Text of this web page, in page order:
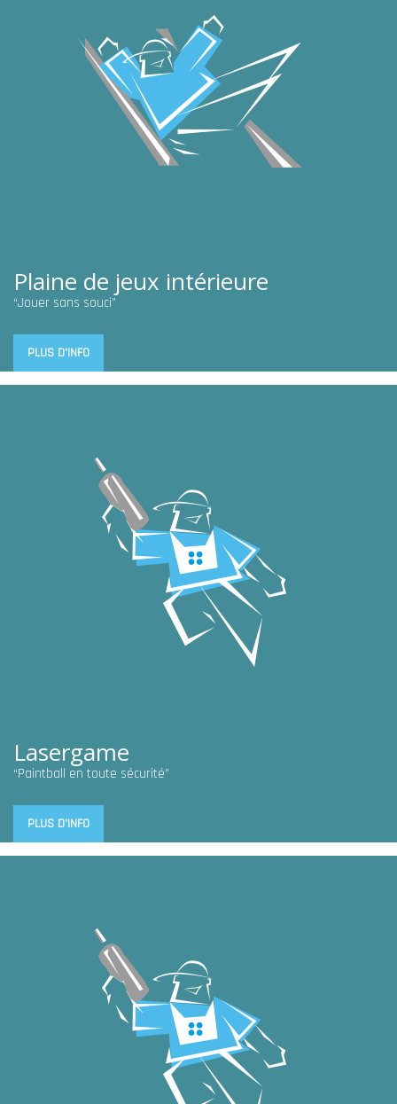
Plaine de jeux intérieure
“Jouer sans souci”
PLUS D'INFO
Lasergame
“Paintball en toute sécurité”
PLUS D'INFO